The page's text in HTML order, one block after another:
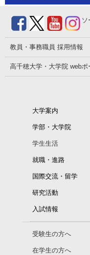
ソ
教員・事務職員 採用情報
高千穂大学・大学院 webポ
大学案内
学部・大学院
学生生活
就職・進路
国際交流・留学
研究活動
入試情報
受験生の方へ
在学生の方へ